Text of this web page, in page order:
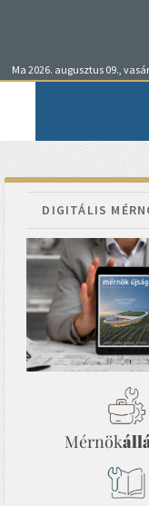
Ma 2026. augusztus 09.,
DIGITÁLIS
Mérnök